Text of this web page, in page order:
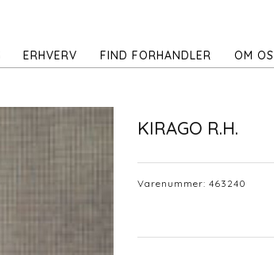
ERHVERV FIND FORHANDLER OM OS
KIRAGO R.H.
Varenummer: 463240